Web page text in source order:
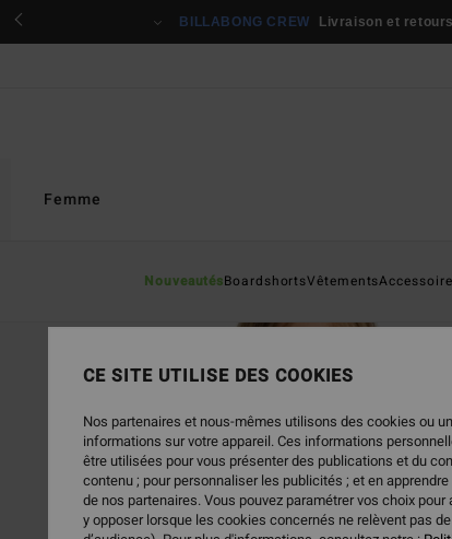
BILLABONG CREW Livraison et
NouveautésBoardshortsVêtements
Femme
CE SITE UTILISE DES COOKIES
Nos partenaires et nous-mêmes utilisons des cookies ou
informations sur votre appareil. Ces informations
être utilisées pour vous présenter des publications et du
contenu ; pour personnaliser les publicités ; et en
de nos partenaires. Vous pouvez paramétrer vos choix
y opposer lorsque les cookies concernés ne relèvent pas